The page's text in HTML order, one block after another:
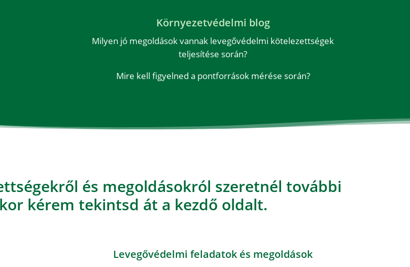
Környezetvédelmi blog
Milyen jó megoldások vannak levegővédelmi kötelezettségek
teljesítése során?
Mire kell figyelned a pontforrások mérése során?
és megoldásokról szeretnél további
kérem tekintsd át a kezdő oldalt.
Levegővédelmi feladatok és megoldások